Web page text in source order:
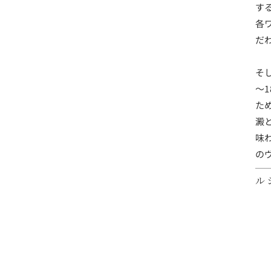
す
各
だ
そ
～
た
澱
味
の
ル